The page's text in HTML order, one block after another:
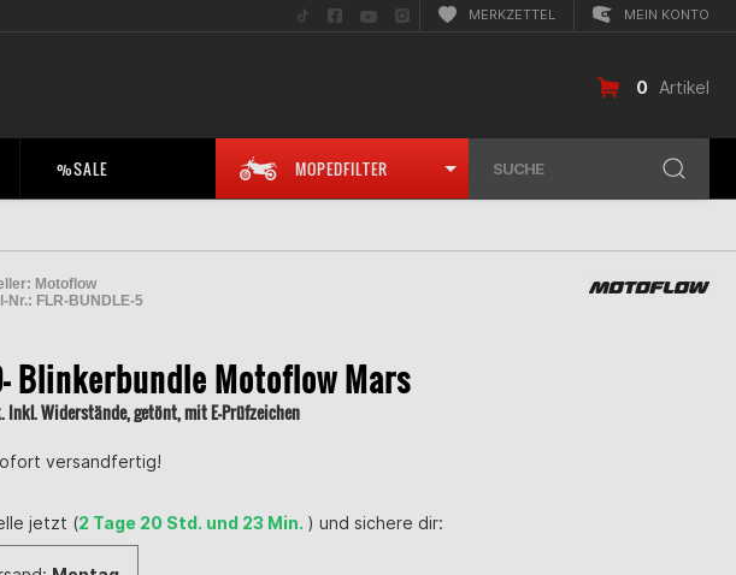
Folge
uns
Folge
uns
Folge
uns
Folge
uns
MERKZETTEL MEIN KONTO
0 Artikel
%SALE MOPEDFILTER SUCHE
Motoflow
Nr.: FLR-BUNDLE-5
Blinkerbundle Motoflow Mars
Inkl. Widerstände, getönt, mit E-Prüfzeichen
versandfertig!
jetzt (2 Tage 20 Std. und 23 Min. ) und sichere dir: